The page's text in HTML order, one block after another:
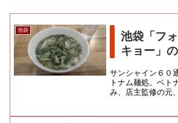
池袋
池袋「フ
キョー」
サンシャイン６０
トナム麺処。ベト
み、店主監修の元
店の許可を得たと
した。近年は横浜